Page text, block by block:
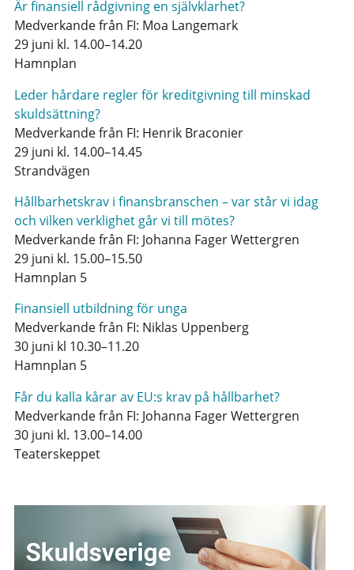
Är finansiell rådgivning en självklarhet?
Medverkande från FI: Moa Langemark
29 juni kl. 14.00–14.20
Hamnplan
Leder hårdare regler för kreditgivning till minskad
skuldsättning?
Medverkande från FI: Henrik Braconier
29 juni kl. 14.00–14.45
Strandvägen
Hållbarhetskrav i finansbranschen – var står vi idag
och vilken verklighet går vi till mötes?
Medverkande från FI: Johanna Fager Wettergren
29 juni kl. 15.00–15.50
Hamnplan 5
Finansiell utbildning för unga
Medverkande från FI: Niklas Uppenberg
30 juni kl 10.30–11.20
Hamnplan 5
Får du kalla kårar av EU:s krav på hållbarhet?
Medverkande från FI: Johanna Fager Wettergren
30 juni kl. 13.00–14.00
Teaterskeppet